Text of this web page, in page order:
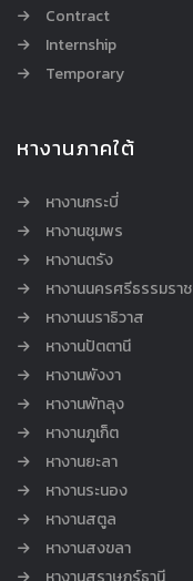
Contract
Internship
Temporary
หางานภาคใต้
หางานกระบี่
หางานชุมพร
หางานตรัง
หางานนครศรีธรรมราช
หางานนราธิวาส
หางานปัตตานี
หางานพังงา
หางานพัทลุง
หางานภูเก็ต
หางานยะลา
หางานระนอง
หางานสตูล
หางานสงขลา